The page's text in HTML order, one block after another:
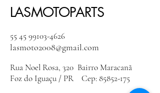
LASMOTOPARTS
55 45 99103-4626
lasmoto2008@gmail.com
Rua Noel Rosa, 320 Bairro Maracanã
Foz do Iguaçu / PR Cep:85852-175